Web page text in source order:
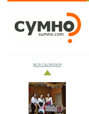
вся галерея